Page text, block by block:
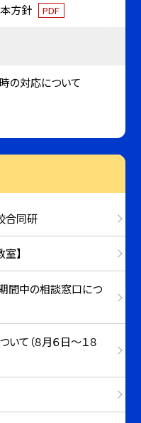
方針 PDF
の対応について
合同研
】
間中の相談窓口につ
て（８月６日～１８